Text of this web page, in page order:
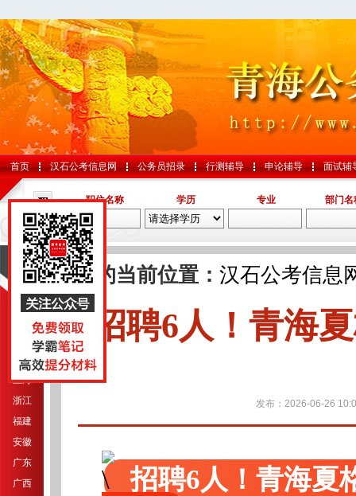
首页 汉石公考信息网 公务员招录 行测辅导 申论辅导 面试辅
职位名称 学历 专业 部门名
导航
江苏
上海
浙江
福建
安徽
广东
广西
您的当前位置： 汉石公考信息
招聘6人！青海
发布：2026-06-26
招聘6人！青海夏